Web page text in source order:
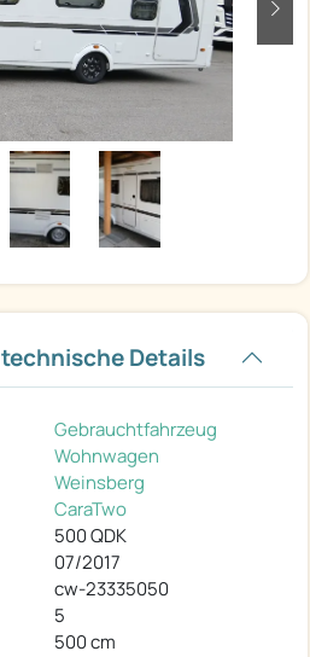
Details
Gebrauchtfahrzeug
Wohnwagen
Weinsberg
CaraTwo
500 QDK
07/2017
cw-23335050
5
500 cm